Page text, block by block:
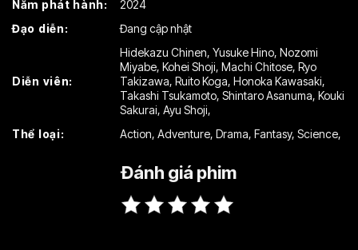
Tập 16
Tập 22 Tập 23 Tập 24
Tập 26
Tập 28 Tập 29 Tập 30
Tập 32
Tập 35
Năm phát hành:
2024
Đạo diễn:
Đang cập nhật
Diễn viên:
Hidekazu Chinen, Yusuke Hino, Nozomi
Miyabe, Kohei Shoji, Machi Chitose, Ryo
Takizawa, Ruito Koga, Honoka Kawasaki,
Takashi Tsukamoto, Shintaro Asanuma, Kouki
Sakurai, Ayu Shoji,
Thể loại:
Action, Adventure, Drama, Fantasy, Science,
Đánh giá phim